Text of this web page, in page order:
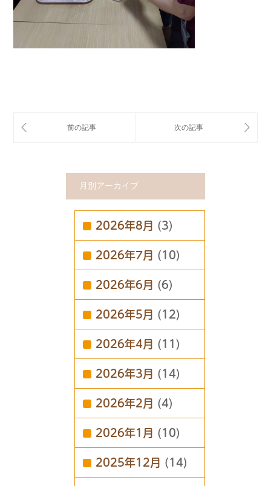
月別アーカイブ
2026年8月 (3)
2026年7月 (10)
2026年6月 (6)
2026年5月 (12)
2026年4月 (11)
2026年3月 (14)
2026年2月 (4)
2026年1月 (10)
2025年12月 (14)